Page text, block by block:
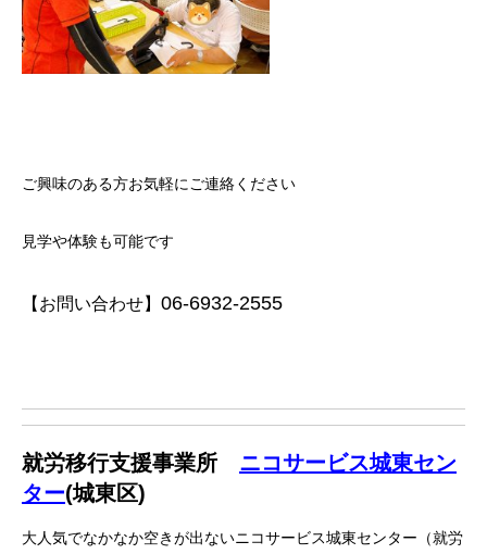
ご興味のある方お気軽にご連絡ください
見学や体験も可能です
【お問い合わせ】 06-6932-2555
就労移行支援事業所 ニコサービス城東セン
ター(城東区)
大人気でなかなか空きが出ないニコサービス城東センター（就労